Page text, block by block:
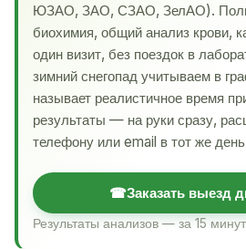
ЮЗАО, ЗАО, СЗАО, ЗелАО).
биохимия, общий анализ крови,
один визит, без поездок в
зимний снегопад учитываем в
называет реалистичное время
результаты — на руки сразу,
телефону или email в тот же
☎Заказать выезд
Результаты анализов — за 15